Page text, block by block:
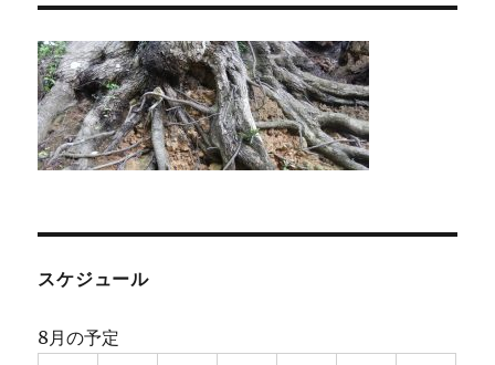
スケジュール
8月の予定